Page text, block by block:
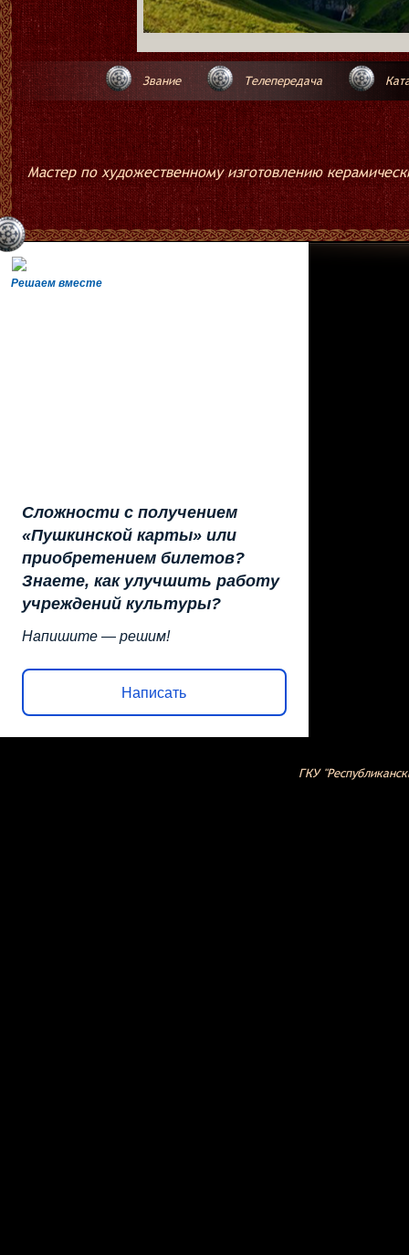
Звание Телепередача
Мастер по художественному изготовлению
Решаем вместе
Сложности с получением
«Пушкинской карты» или
приобретением билетов?
Знаете, как улучшить работу
учреждений культуры?
Напишите — решим!
Написать
ГКУ